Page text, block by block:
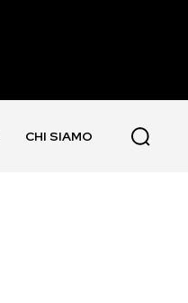
CHI SIAMO